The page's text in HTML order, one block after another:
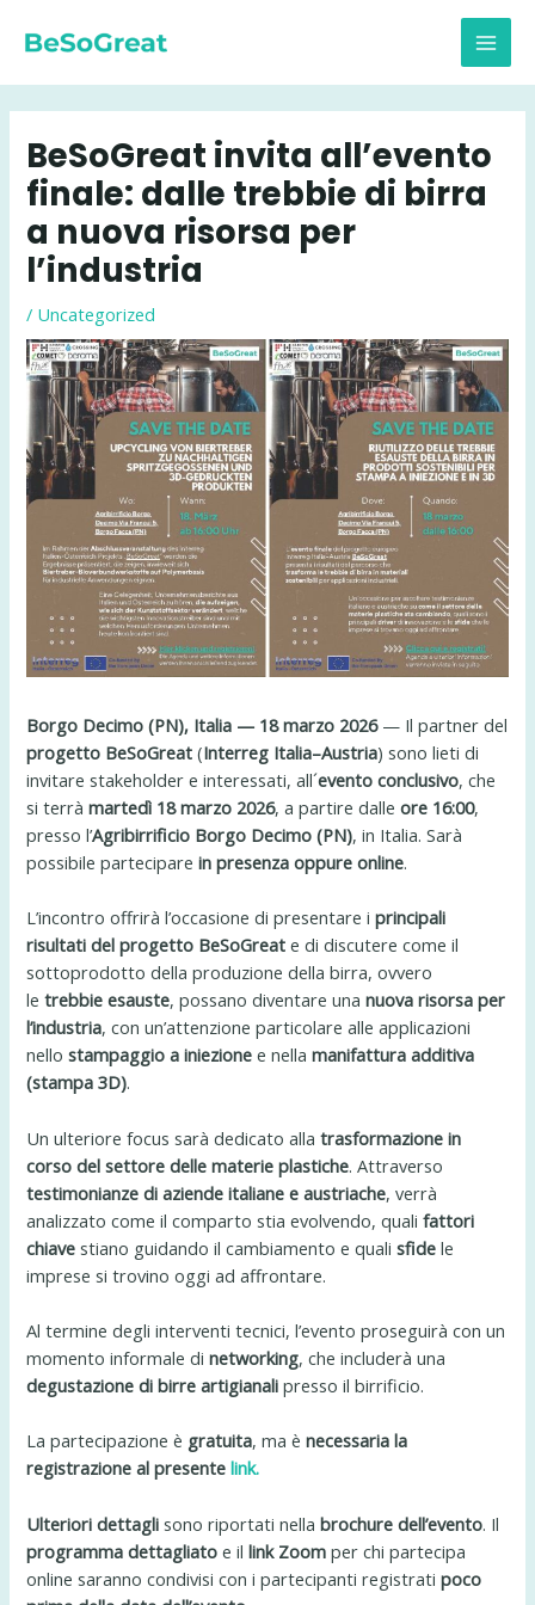
BeSoGreat invita all’evento
finale: dalle trebbie di birra
a nuova risorsa per
l’industria
/ Uncategorized
Borgo Decimo (PN), Italia — 18 marzo 2026— Il partner del
progetto BeSoGreat (Interreg Italia–Austria) sono lieti di
invitare stakeholder e interessati, all´evento conclusivo, che
si terràmartedì 18 marzo 2026, a partire dalleore 16:00,
presso l’Agribirrificio Borgo Decimo (PN), in Italia. Sarà
possibile parteciparein presenza oppure online.
L’incontro offrirà l’occasione di presentare iprincipali
risultati del progetto BeSoGreat e di discutere come il
sottoprodotto della produzione della birra, ovvero
letrebbie esauste, possano diventare unanuova risorsa per
l’industria, con un’attenzione particolare alle applicazioni
nellostampaggio a iniezione e nellamanifattura additiva
(stampa 3D).
Un ulteriore focus sarà dedicato allatrasformazione in
corso del settore delle materie plastiche. Attraverso
testimonianze di aziende italiane e austriache, verrà
analizzato come il comparto stia evolvendo, qualifattori
chiave stiano guidando il cambiamento e qualisfide le
imprese si trovino oggi ad affrontare.
Al termine degli interventi tecnici, l’evento proseguirà con un
momento informale dinetworking, che includerà una
degustazione di birre artigianali presso il birrificio.
La partecipazione è gratuita, ma ènecessaria la
registrazione al presentelink.
Ulteriori dettagli sono riportati nellabrochure dell’evento. Il
programma dettagliato e illink Zoom per chi partecipa
online saranno condivisi con i partecipanti registratipoco